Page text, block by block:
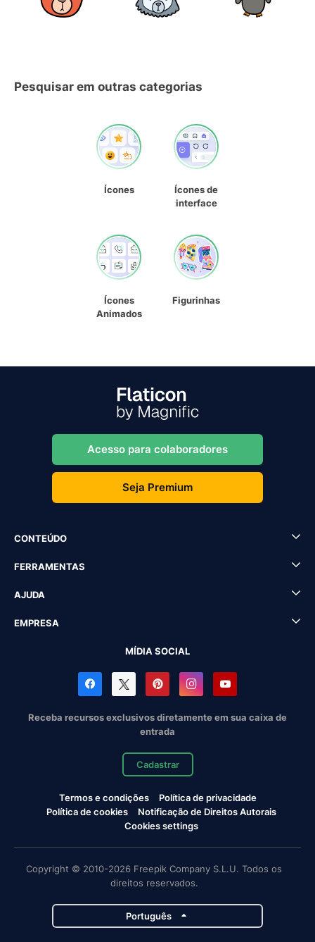
Pesquisar em outras categorias
Ícones
Ícones de
interface
Ícones
Animados
Figurinhas
Acesso para colaboradores
Seja Premium
CONTEÚDO
FERRAMENTAS
AJUDA
EMPRESA
MÍDIA SOCIAL
Receba recursos exclusivos diretamente em sua caixa de
entrada
Cadastrar
Termos e condições
Política de privacidade
Política de cookies
Notificação de Direitos Autorais
Cookies settings
Copyright © 2010-2026 Freepik Company S.L.U. Todos os
direitos reservados.
Português